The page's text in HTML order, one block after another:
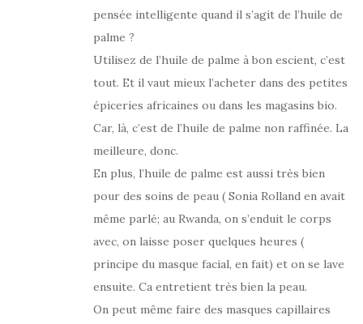
pensée intelligente quand il s’agit de l’huile de
palme ?
Utilisez de l’huile de palme à bon escient, c’est
tout. Et il vaut mieux l’acheter dans des petites
épiceries africaines ou dans les magasins bio.
Car, là, c’est de l’huile de palme non raffinée. La
meilleure, donc.
En plus, l’huile de palme est aussi très bien
pour des soins de peau ( Sonia Rolland en avait
même parlé; au Rwanda, on s’enduit le corps
avec, on laisse poser quelques heures (
principe du masque facial, en fait) et on se lave
ensuite. Ca entretient très bien la peau.
On peut même faire des masques capillaires